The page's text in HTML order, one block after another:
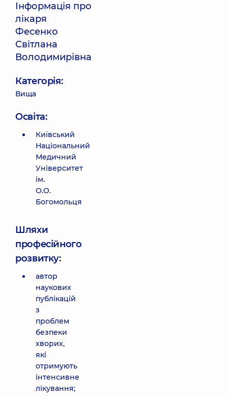
Інформація про
лікаря
Фесенко
Світлана
Володимирівна
Категорія:
Вища
Освіта:
Київський
Національний
Медичний
Університет
ім.
О.О.
Богомольця
Шляхи
професійного
розвитку:
автор
наукових
публікацій
з
проблем
безпеки
хворих,
які
отримують
інтенсивне
лікування;